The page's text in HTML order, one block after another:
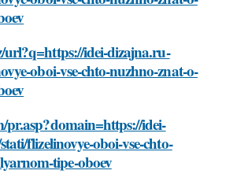
url?q=https://idei-dizajna.ru-
oboi-vse-chto-nuzhno-znat-o-
pr.asp?domain=https://idei-
flizelinovye-oboi-vse-chto-
tipe-oboev